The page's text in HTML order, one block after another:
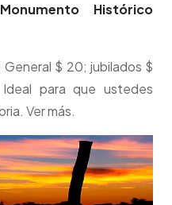
Monumento Histórico
General $ 20; jubilados $
para que ustedes
Ver más.